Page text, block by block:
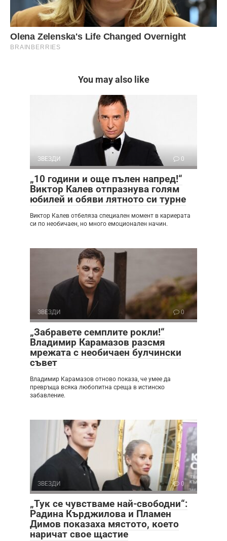
You may also like
ЗВЕЗДИ 0
„10 години и още пълен напред!“
Виктор Калев отпразнува голям
юбилей и обяви лятното си турне
Виктор Калев отбеляза специален момент в кариерата
си по необичаен, но много емоционален начин.
ЗВЕЗДИ 0
„Забравете семплите рокли!“
Владимир Карамазов разсмя
мрежата с необичаен булчински
съвет
Владимир Карамазов отново показа, че умее да
превръща всяка любопитна среща в истинско
забавление.
ЗВЕЗДИ 0
„Тук се чувстваме най-свободни“:
Радина Кърджилова и Пламен
Димов показаха мястото, което
наричат свое щастие